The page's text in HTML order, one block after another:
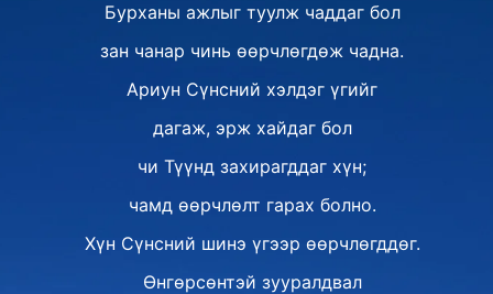
Бурханы ажлыг туулж чаддаг бол
зан чанар чинь өөрчлөгдөж чадна.
Ариун Сүнсний хэлдэг үгийг
дагаж, эрж хайдаг бол
чи Түүнд захирагддаг хүн;
чамд өөрчлөлт гарах болно.
Хүн Сүнсний шинэ үгээр өөрчлөгддөг.
Өнгөрсөнтэй зууралдвал